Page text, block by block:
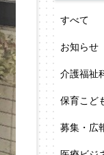
すべて
お知らせ
介護福祉
保育こど
募集・広